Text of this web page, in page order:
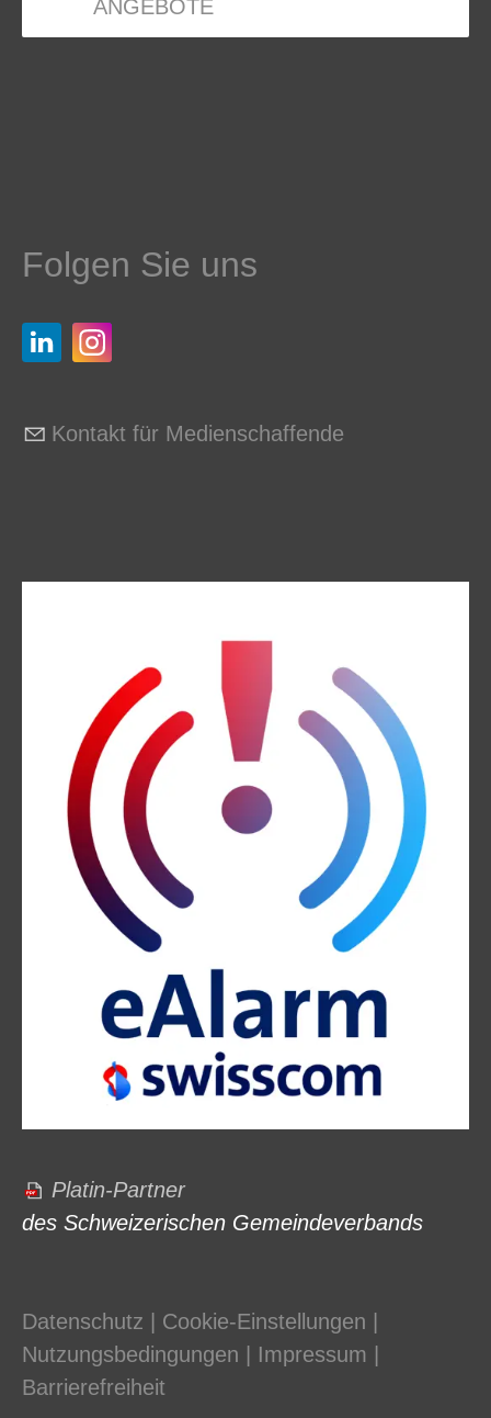
ANGEBOTE
Folgen Sie uns
Kontakt für Medienschaffende
Platin-Partner
des Schweizerischen Gemeindeverbands
Datenschutz Cookie-Einstellungen
Nutzungsbedingungen
Impressum
Barrierefreiheit